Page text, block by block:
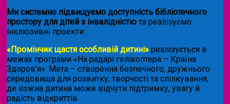
Ми системно підвищуємо доступність бібліотечного
простору для дітей з інвалідністю та реалізуємо
інклюзивні проекти:
«Промінчик щастя особливій дитині» реалізується в
межах програми «На радарі гелікоптера – Країна
Здоров’я». Мета – створення безпечного, дружнього
середовища для розвитку, творчості та спілкування,
де кожна дитина може відчути підтримку, увагу й
радість відкриттів.